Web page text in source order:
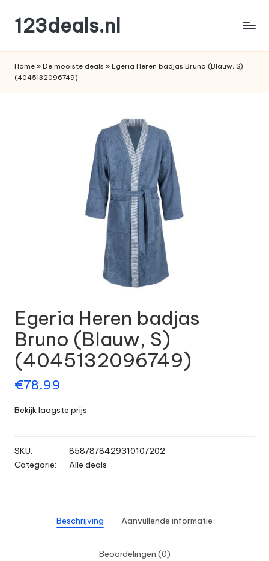
de
inhoud
123deals.nl
deals
Home » De mooiste deals » Egeria Heren badjas Bruno (Blauw, S)
(4045132096749)
Egeria Heren badjas
Bruno (Blauw, S)
(4045132096749)
€78.99
Bekijk laagste prijs
SKU:
8587878429310107202
Categorie:
Alle deals
Beschrijving Aanvullende informatie
Beoordelingen (0)